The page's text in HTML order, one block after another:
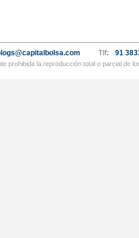
Tlf: 91
prohibida la reproducción total o parcial de